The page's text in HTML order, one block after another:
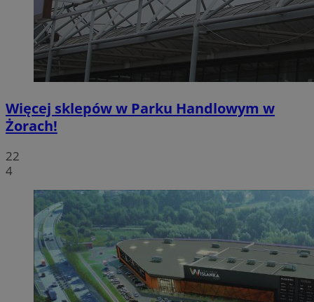
Więcej sklepów w Parku Handlowym w
Żorach!
22
4